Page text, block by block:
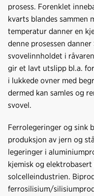
prosess. Forenklet
kvarts blandes sammen
temperatur danner en
denne prosessen
svovelinnholdet i
gir et lavt utslipp bl.a.
i lukkede ovner med
dermed kan samles og
svovel.
Ferrolegeringer og sink
produksjon av jern og
legeringer i
kjemisk og
solcelleindustrien.
ferrosilisium/